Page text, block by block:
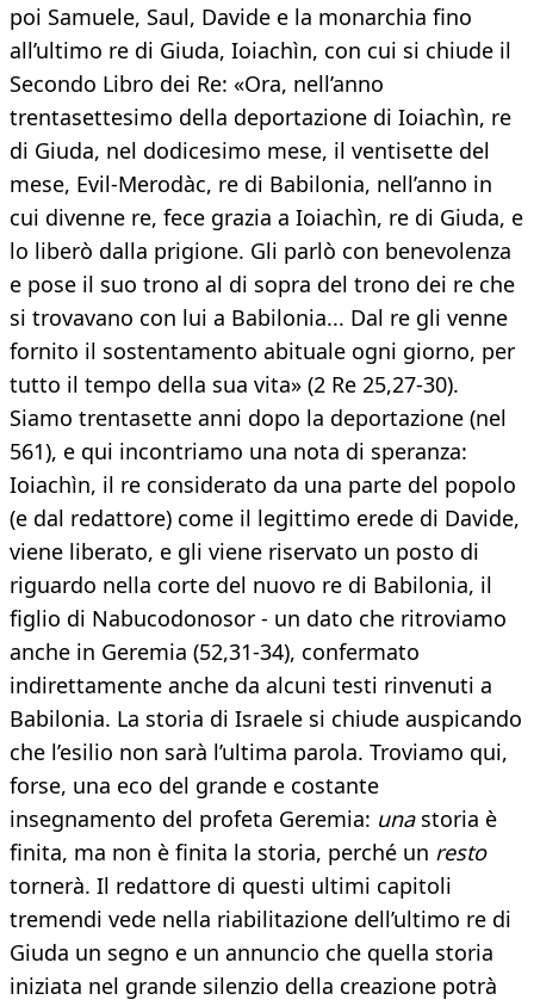
poi Samuele, Saul, Davide e la monarchia fino
all’ultimo re di Giuda, Ioiachìn, con cui si chiude il
Secondo Libro dei Re: «Ora, nell’anno
trentasettesimo della deportazione di Ioiachìn, re
di Giuda, nel dodicesimo mese, il ventisette del
mese, Evil-Merodàc, re di Babilonia, nell’anno in
cui divenne re, fece grazia a Ioiachìn, re di Giuda, e
lo liberò dalla prigione. Gli parlò con benevolenza
e pose il suo trono al di sopra del trono dei re che
si trovavano con lui a Babilonia... Dal re gli venne
fornito il sostentamento abituale ogni giorno, per
tutto il tempo della sua vita» (2 Re 25,27-30).
Siamo trentasette anni dopo la deportazione (nel
561), e qui incontriamo una nota di speranza:
Ioiachìn, il re considerato da una parte del popolo
(e dal redattore) come il legittimo erede di Davide,
viene liberato, e gli viene riservato un posto di
riguardo nella corte del nuovo re di Babilonia, il
figlio di Nabucodonosor - un dato che ritroviamo
anche in Geremia (52,31-34), confermato
indirettamente anche da alcuni testi rinvenuti a
Babilonia. La storia di Israele si chiude auspicando
che l’esilio non sarà l’ultima parola. Troviamo qui,
forse, una eco del grande e costante
insegnamento del profeta Geremia: unastoria è
finita, ma non è finita la storia, perché un resto
tornerà. Il redattore di questi ultimi capitoli
tremendi vede nella riabilitazione dell’ultimo re di
Giuda un segno e un annuncio che quella storia
iniziata nel grande silenzio della creazione potrà